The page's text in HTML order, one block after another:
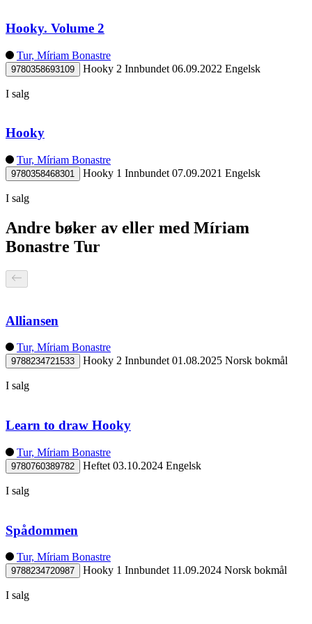
Hooky. Volume 2
Tur, Míriam Bonastre
9780358693109 Hooky 2 Innbundet 06.09.2022 Engelsk
I salg
Hooky
Tur, Míriam Bonastre
9780358468301 Hooky 1 Innbundet 07.09.2021 Engelsk
I salg
Andre bøker av eller med Míriam
Bonastre Tur
Alliansen
Tur, Míriam Bonastre
9788234721533 Hooky 2 Innbundet 01.08.2025 Norsk bokmål
I salg
Learn to draw Hooky
Tur, Míriam Bonastre
9780760389782 Heftet 03.10.2024 Engelsk
I salg
Spådommen
Tur, Míriam Bonastre
9788234720987 Hooky 1 Innbundet 11.09.2024 Norsk bokmål
I salg